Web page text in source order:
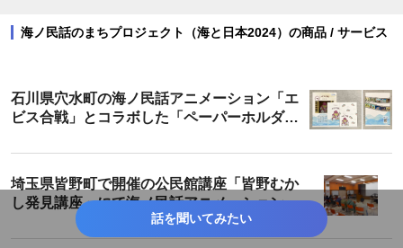
海ノ民話のまちプロジェクト（海と日本2024）の商品 / サービス
石川県穴水町の海ノ民話アニメーション「エ
ビス合戦」とコラボした「ペーパーホルダ
埼玉県皆野町で開催の公民館講座「皆野むか
し発見講座」にて海ノ民話アニメーション
「カミの話」を上映・解説しました
話を聞いてみたい